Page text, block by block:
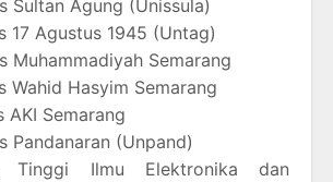
Sultan Agung (Unissula)
17 Agustus 1945 (Untag)
Muhammadiyah Semarang
Wahid Hasyim Semarang
AKI Semarang
Pandanaran (Unpand)
Tinggi Ilmu Elektronika dan